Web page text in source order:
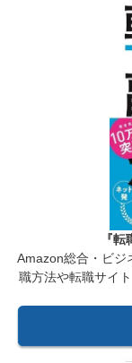
『
Amazon総合・ビジ
職方法や転職サイ